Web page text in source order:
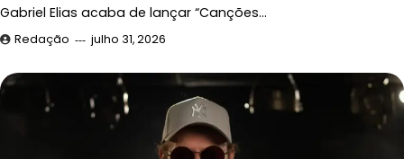
Gabriel Elias acaba de lançar “Canções…
Redação julho 31, 2026